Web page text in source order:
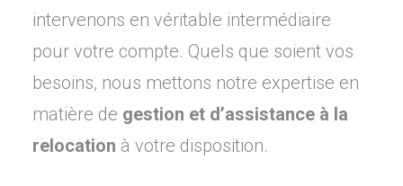
intervenons en véritable intermédiaire
pour votre compte. Quels que soient vos
besoins, nous mettons notre expertise en
matière de gestion et d’assistance à la
relocation à votre disposition.